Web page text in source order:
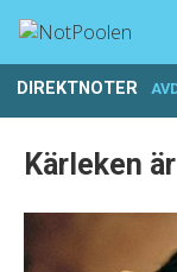
DIREKTNOTER
Kärleken är